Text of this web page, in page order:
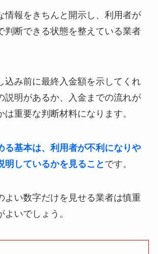
情報をきちんと開示し、利用者が
判断できる状態を整えている業者
込み前に最終入金額を示してくれ
説明があるか、入金までの流れが
は重要な判断材料になります。
る基本は、利用者が不利になりや
明しているかを見ること です。
よい数字だけを見せる業者は慎重
いでしょう。